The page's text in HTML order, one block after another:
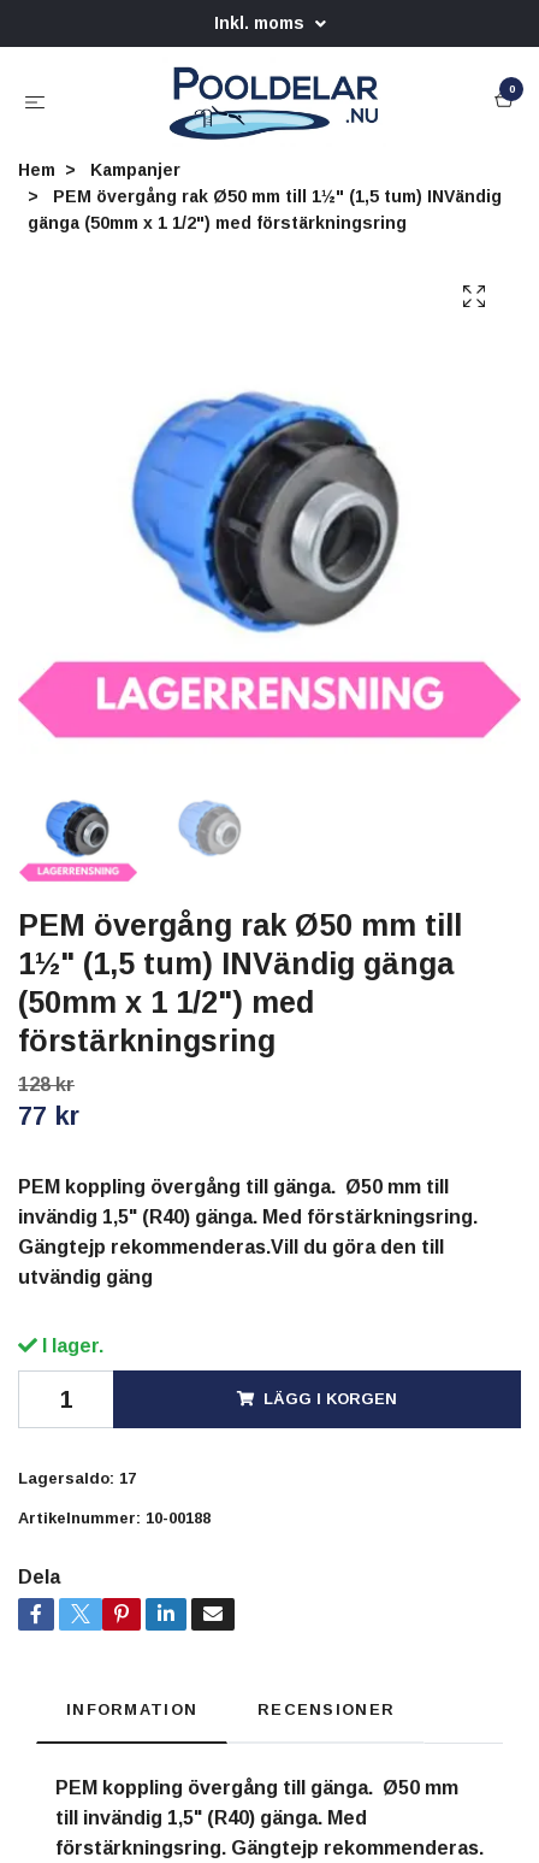
Inkl. moms
0
Hem
Kampanjer
PEM övergång rak Ø50 mm till 1½" (1,5 tum) INVändig
gänga (50mm x 1 1/2") med förstärkningsring
PEM övergång rak Ø50 mm till
1½" (1,5 tum) INVändig gänga
(50mm x 1 1/2") med
förstärkningsring
128 kr
77 kr
PEM koppling övergång till gänga. Ø50 mm till
invändig 1,5" (R40) gänga. Med förstärkningsring.
Gängtejp rekommenderas.Vill du göra den till
utvändig gäng
I lager.
LÄGG I KORGEN
Lagersaldo: 17
Artikelnummer: 10-00188
Dela
INFORMATION RECENSIONER
PEM koppling övergång till gänga. Ø50 mm
till invändig 1,5" (R40) gänga. Med
förstärkningsring. Gängtejp rekommenderas.